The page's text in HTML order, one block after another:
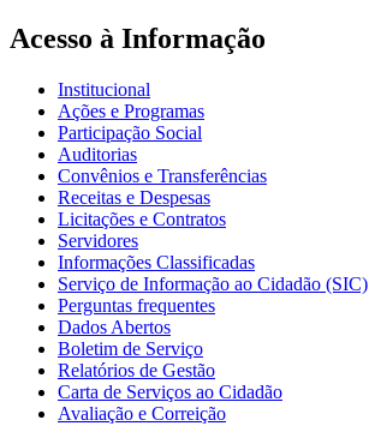
Acesso à Informação
Institucional
Ações e Programas
Participação Social
Auditorias
Convênios e Transferências
Receitas e Despesas
Licitações e Contratos
Servidores
Informações Classificadas
Serviço de Informação ao Cidadão (SIC)
Perguntas frequentes
Dados Abertos
Boletim de Serviço
Relatórios de Gestão
Carta de Serviços ao Cidadão
Avaliação e Correição